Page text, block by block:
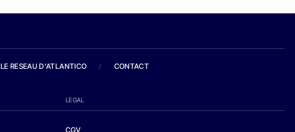
LE RESEAU D'ATLANTICO / CONTACT
LEGAL
CGV